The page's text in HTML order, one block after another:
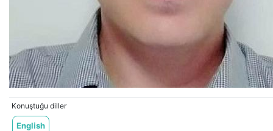
Konuştuğu diller
English